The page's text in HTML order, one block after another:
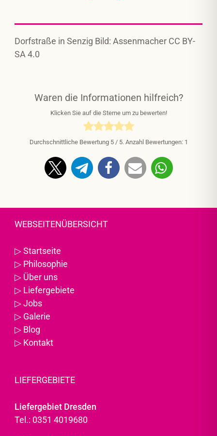
Dorfstraße in Senzig Bild: Assenmacher CC BY-
SA 4.0
Waren die Informationen hilfreich?
Klicken Sie auf die Sterne um zu bewerten!
Durchschnittliche Bewertung 5/ 5. Anzahl Bewertungen: 1
WEBSEITENÜBERSICHT
▷Startseite
▷ Philosophie
▷ Über uns
▷ Liefergebiete
▷Jobs
▷ Galerie
▷ Blog
▷ Kontakt
LIEFERGEBIETE
Liefergebiet Dresden
Tel.: 0351 4019680